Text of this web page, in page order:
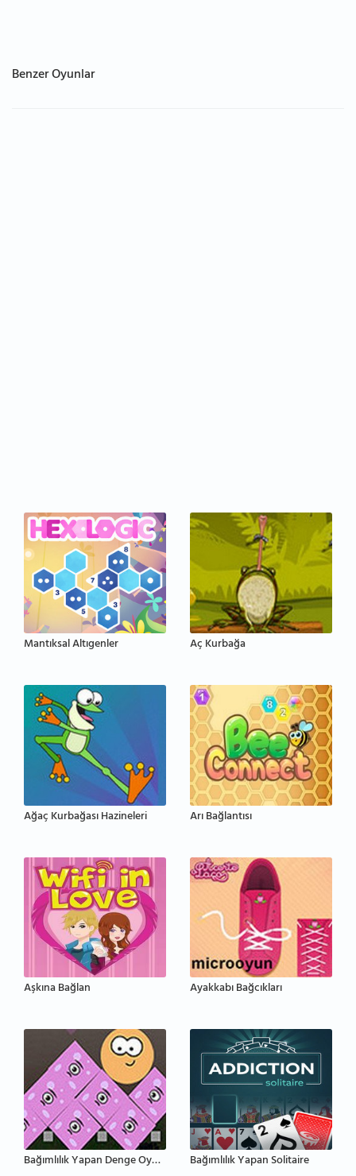
Benzer Oyunlar
Mantıksal Altıgenler Aç Kurbağa
Ağaç Kurbağası Hazineleri Arı Bağlantısı
Aşkına Bağlan Ayakkabı Bağcıkları
Bağımlılık Yapan Denge Oyunu Bağımlılık Yapan Solitaire